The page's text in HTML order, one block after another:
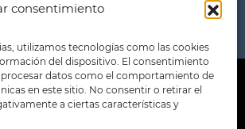
consentimiento
utilizamos tecnologías como las cookies
del dispositivo. El consentimiento
datos como el comportamiento de
en este sitio. No consentir o retirar el
a ciertas características y
Política de cookies